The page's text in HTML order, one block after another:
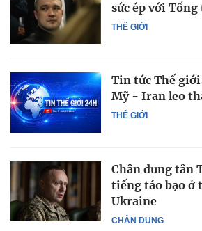
THẾ GIỚI
sức ép với
THẾ GIỚI
Tin tức Thế
Mỹ - Iran leo
CHÂN DUNG
Chân dung tân
tiếng táo bạo ở
Ukraine